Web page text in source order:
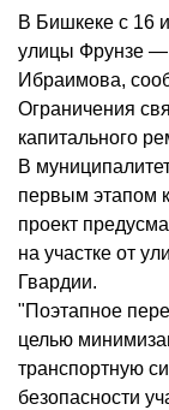
В Бишкеке с 16
улицы Фрунзе —
Ибраимова,
Ограничения
капитального
В
первым этапом
проект
на участке от
Гвардии.
"Поэтапное
целью
транспортную
безопасности